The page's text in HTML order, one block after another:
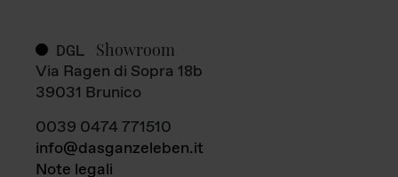
DGL Showroom
Via Ragen di Sopra 18b
39031 Brunico
0039 0474 771510
info@dasganzeleben.it
Note legali